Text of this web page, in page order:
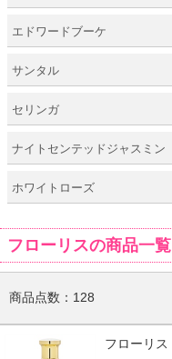
エドワードブーケ
サンタル
セリンガ
ナイトセンテッドジャスミン
ホワイトローズ
フローリスの商品一覧
商品点数： 128
フローリス